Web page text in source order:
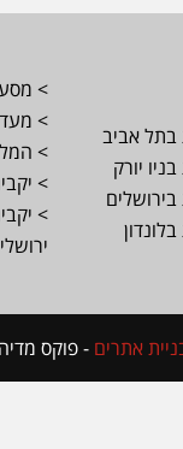
אביב
יורק
>
>
>
>
>
אתרים - פוקס